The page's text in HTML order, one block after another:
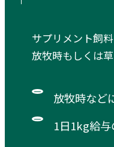
サプリメント飼料
放牧時もしくは
放牧時など
1日1kg給